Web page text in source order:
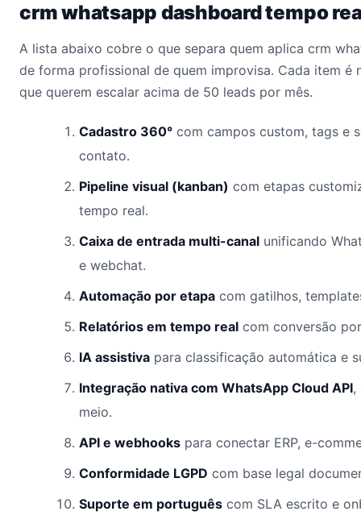
crm whatsapp dashboard tempo
A lista abaixo cobre o que separa quem aplica crm
de forma profissional de quem improvisa. Cada item é
que querem escalar acima de 50 leads por mês.
Cadastro 360° com campos custom, tags e
contato.
Pipeline visual (kanban) com etapas
tempo real.
Caixa de entrada multi-canal unificando
e webchat.
Automação por etapa com gatilhos,
Relatórios em tempo real com conversão
IA assistiva para classificação automática e
Integração nativa com WhatsApp Cloud API,
meio.
API e webhooks para conectar ERP, e-
Conformidade LGPD com base legal
Suporte em português com SLA escrito e